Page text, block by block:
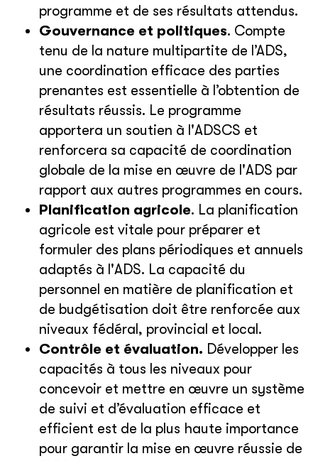
programme et de ses résultats attendus.
Gouvernance et politiques. Compte
tenu de la nature multipartite de l’ADS,
une coordination efficace des parties
prenantes est essentielle à l’obtention de
résultats réussis. Le programme
apportera un soutien à l'ADSCS et
renforcera sa capacité de coordination
globale de la mise en œuvre de l'ADS par
rapport aux autres programmes en cours.
Planification agricole. La planification
agricole est vitale pour préparer et
formuler des plans périodiques et annuels
adaptés à l'ADS. La capacité du
personnel en matière de planification et
de budgétisation doit être renforcée aux
niveaux fédéral, provincial et local.
Contrôle et évaluation. Développer les
capacités à tous les niveaux pour
concevoir et mettre en œuvre un système
de suivi et d’évaluation efficace et
efficient est de la plus haute importance
pour garantir la mise en œuvre réussie de